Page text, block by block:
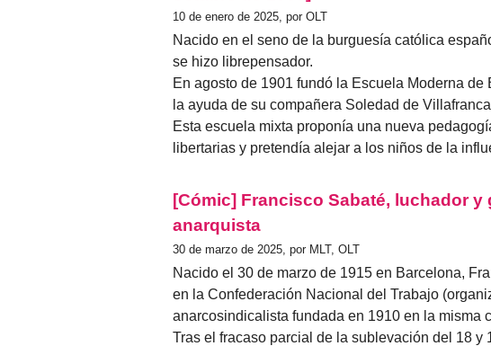
10 de enero de 2025, por OLT
Nacido en el seno de la burguesía católica
se hizo librepensador.
En agosto de 1901 fundó la Escuela Moderna de
la ayuda de su compañera Soledad de
Esta escuela mixta proponía una nueva
libertarias y pretendía alejar a los niños de la
[Cómic] Francisco Sabaté, luchador y
anarquista
30 de marzo de 2025, por MLT, OLT
Nacido el 30 de marzo de 1915 en Barcelona,
en la Confederación Nacional del Trabajo
anarcosindicalista fundada en 1910 en la misma
Tras el fracaso parcial de la sublevación del 18 y